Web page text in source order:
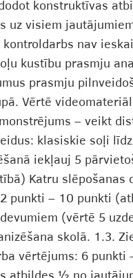
konstruktīvas
uz visiem
kontroldarbs nav
kustību prasmju
prasmju
Vērtē
– veikt
klasiskie soļi
iekļauj 5
Katru slēpošanas
punkti – 10 punkti
(vērtē 5
skolā. 1.3.
vērtējums: 6